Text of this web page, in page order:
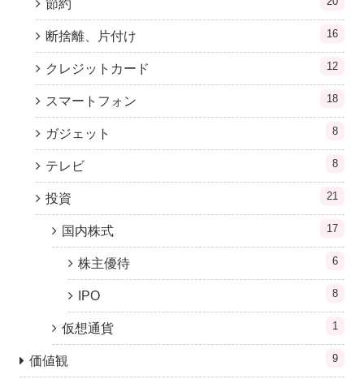
節約
断捨離、片付け 16
クレジットカード 12
スマートフォン 18
ガジェット 8
テレビ 8
投資 21
国内株式 17
株主優待 6
IPO 8
仮想通貨 1
価値観 9